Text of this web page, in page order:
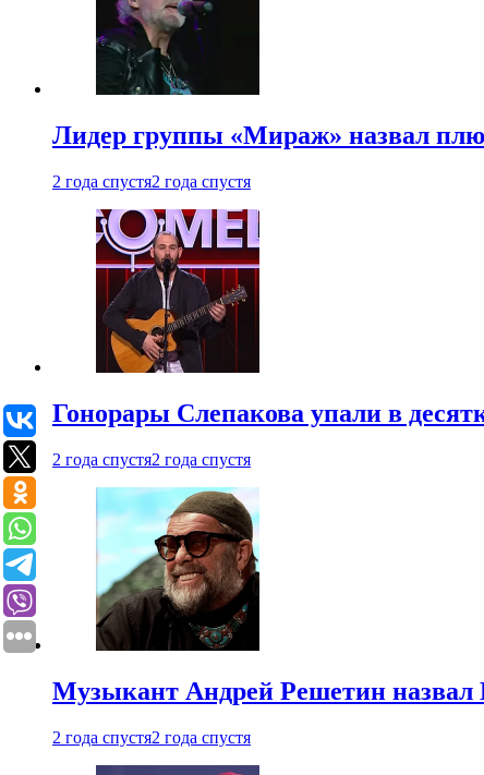
Лидер группы «Мираж» назвал
2 года спустя2 года спустя
Гонорары Слепакова упали в
2 года спустя2 года спустя
Музыкант Андрей Решетин назвал
2 года спустя2 года спустя